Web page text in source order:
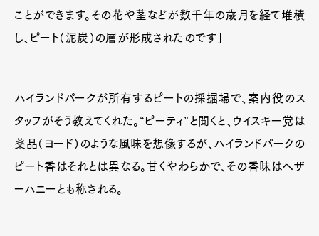
Official Columnist
About
Contact
Pen Meet
Pen international Pen tw
ことができます。その花や茎などが数千年の歳月を経て堆積
し、ピート（泥炭）の層が形成されたのです」
ハイランドパークが所有するピートの採掘場で、案内役のス
タッフがそう教えてくれた。“ピーティ”と聞くと、ウイスキー党は
薬品（ヨード）のような風味を想像するが、ハイランドパークの
ピート香はそれとは異なる。甘くやわらかで、その香味はヘザ
ーハニーとも称される。